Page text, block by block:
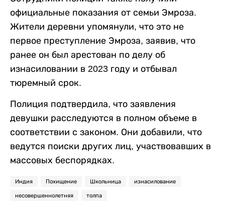
официальные показания от семьи Эмроза.
Жители деревни упомянули, что это не
первое преступление Эмроза, заявив, что
ранее он был арестован по делу об
изнасиловании в 2023 году и отбывал
тюремный срок.
Полиция подтвердила, что заявления
девушки расследуются в полном объеме в
соответствии с законом. Они добавили, что
ведутся поиски других лиц, участвовавших в
массовых беспорядках.
Индия Похищение Школьница изнасилование
несовершеннолетняя толпа